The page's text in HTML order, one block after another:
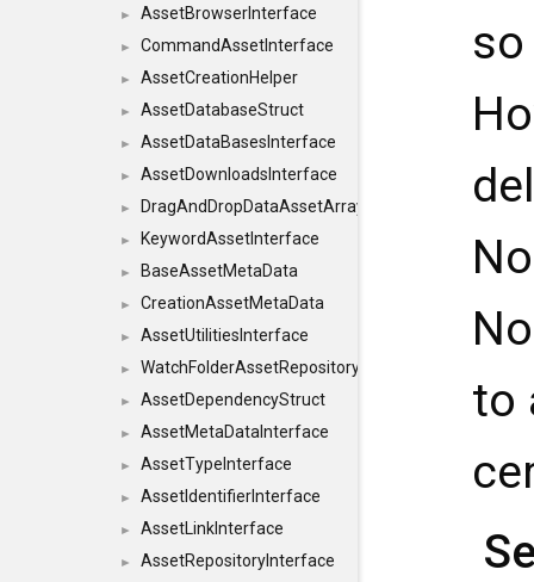
► AssetBrowserInterface
► CommandAssetInterface
► AssetCreationHelper
► AssetDatabaseStruct
► AssetDataBasesInterface
► AssetDownloadsInterface
► DragAndDropDataAssetArray
► KeywordAssetInterface
► BaseAssetMetaData
► CreationAssetMetaData
► AssetUtilitiesInterface
► WatchFolderAssetRepositoryInterface
► AssetDependencyStruct
► AssetMetaDataInterface
► AssetTypeInterface
► AssetIdentifierInterface
► AssetLinkInterface
► AssetRepositoryInterface
to